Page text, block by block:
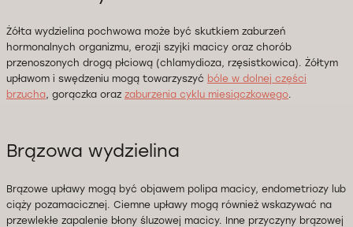
Żółta wydzielina pochwowa może być skutkiem zaburzeń
hormonalnych organizmu, erozji szyjki macicy oraz chorób
przenoszonych drogą płciową (chlamydioza, rzęsistkowica). Żółtym
upławom i swędzeniu mogą towarzyszyć bóle w dolnej części
brzucha, gorączka oraz zaburzenia cyklu miesiączkowego.
Brązowa wydzielina
Brązowe upławy mogą być objawem polipa macicy, endometriozy lub
ciąży pozamacicznej. Ciemne upławy mogą również wskazywać na
przewlekłe zapalenie błony śluzowej macicy. Inne przyczyny brązowej